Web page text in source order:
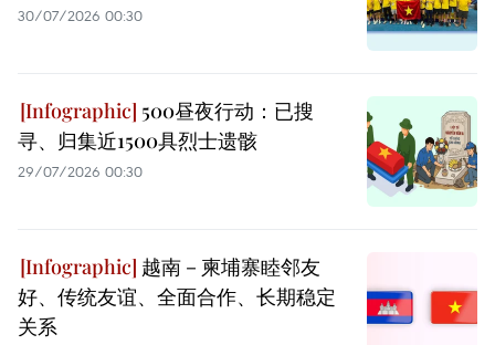
30/07/2026 00:30
500昼夜行动：已搜
寻、归集近1500具烈士遗骸
29/07/2026 00:30
越南－柬埔寨睦邻友
好、传统友谊、全面合作、长期稳定
关系